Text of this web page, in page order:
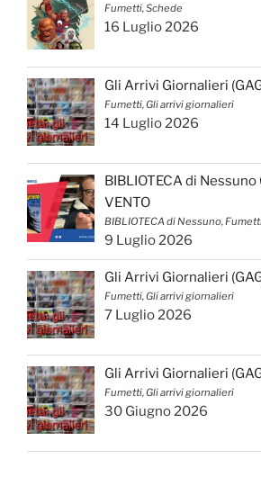
Fumetti, Schede
16 Luglio 2026
Gli Arrivi Giornalieri
Fumetti, Gli arrivi giornalieri
14 Luglio 2026
BIBLIOTECA di
VENTO
BIBLIOTECA di Nessuno,
9 Luglio 2026
Gli Arrivi Giornalieri
Fumetti, Gli arrivi giornalieri
7 Luglio 2026
Gli Arrivi Giornalieri
Fumetti, Gli arrivi giornalieri
30 Giugno 2026